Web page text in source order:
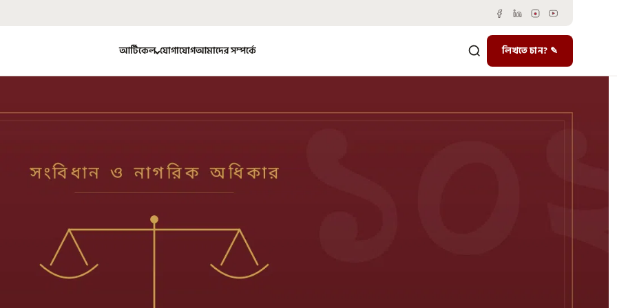
আর্টিকেল যোগাযোগআমাদের সম্পর্কে লিখতে চান? ✎